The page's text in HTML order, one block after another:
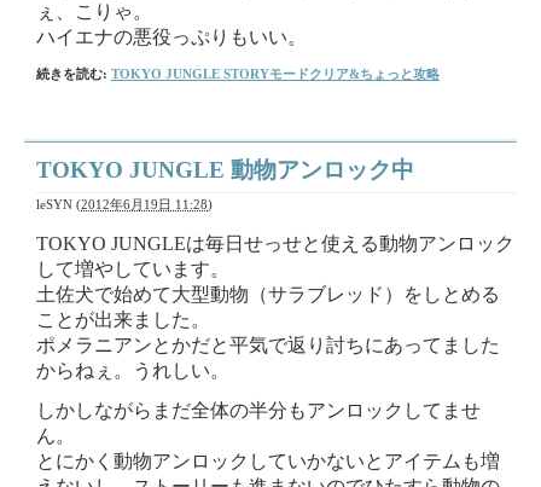
ぇ、こりゃ。
ハイエナの悪役っぷりもいい。
続きを読む: TOKYO JUNGLE STORYモードクリア&ちょっと攻略
TOKYO JUNGLE 動物アンロック中
leSYN (2012年6月19日 11:28)
TOKYO JUNGLEは毎日せっせと使える動物アンロック
して増やしています。
土佐犬で始めて大型動物（サラブレッド）をしとめる
ことが出来ました。
ポメラニアンとかだと平気で返り討ちにあってました
からねぇ。うれしい。
しかしながらまだ全体の半分もアンロックしてませ
ん。
とにかく動物アンロックしていかないとアイテムも増